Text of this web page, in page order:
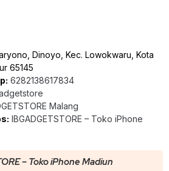
Dinoyo, Kec. Lowokwaru, Kota
65145
6282138617834
Malang
IBGADGETSTORE – Toko iPhone
– Toko iPhone Madiun